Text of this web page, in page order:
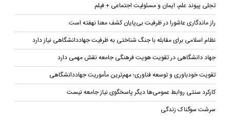
تجلی پیوند علم، ایمان و مسئولیت اجتماعی + فیلم
راز ماندگاری عاشورا در ظرفیت بی‌پایان کشف معنا نهفته است
نظام اسلامی برای مقابله با جنگ شناختی به ظرفیت جهاددانشگاهی نیاز دارد
جهاد دانشگاهی در تقویت هویت فرهنگی جامعه نقش مهمی دارد
تقویت خودباوری و توسعه فناوری؛ مهم‌ترین مأموریت جهاددانشگاهی
کارکرد سنتی روابط عمومی‌ها دیگر پاسخگوی نیاز جامعه نیست
سرشت سوگناک زندگی